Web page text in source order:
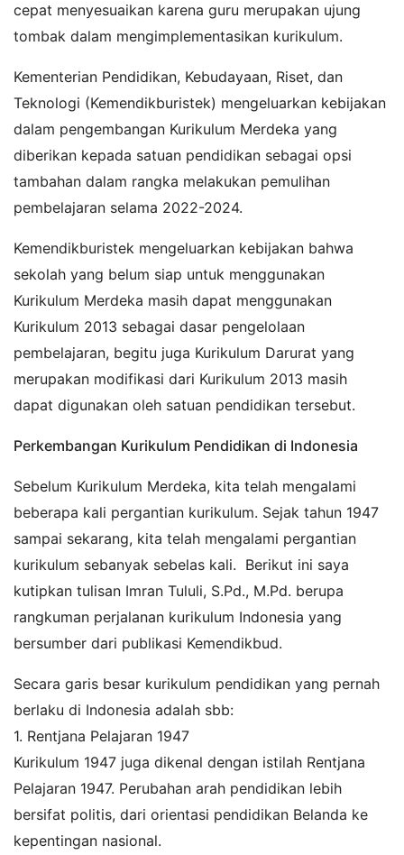
cepat menyesuaikan karena guru merupakan ujung
tombak dalam mengimplementasikan kurikulum.
Kementerian Pendidikan, Kebudayaan, Riset, dan
Teknologi (Kemendikburistek) mengeluarkan kebijakan
dalam pengembangan Kurikulum Merdeka yang
diberikan kepada satuan pendidikan sebagai opsi
tambahan dalam rangka melakukan pemulihan
pembelajaran selama 2022-2024.
Kemendikburistek mengeluarkan kebijakan bahwa
sekolah yang belum siap untuk menggunakan
Kurikulum Merdeka masih dapat menggunakan
Kurikulum 2013 sebagai dasar pengelolaan
pembelajaran, begitu juga Kurikulum Darurat yang
merupakan modifikasi dari Kurikulum 2013 masih
dapat digunakan oleh satuan pendidikan tersebut.
Perkembangan Kurikulum Pendidikan di Indonesia
Sebelum Kurikulum Merdeka, kita telah mengalami
beberapa kali pergantian kurikulum. Sejak tahun 1947
sampai sekarang, kita telah mengalami pergantian
kurikulum sebanyak sebelas kali. Berikut ini saya
kutipkan tulisan Imran Tululi, S.Pd., M.Pd. berupa
rangkuman perjalanan kurikulum Indonesia yang
bersumber dari publikasi Kemendikbud.
Secara garis besar kurikulum pendidikan yang pernah
berlaku di Indonesia adalah sbb:
1. Rentjana Pelajaran 1947
Kurikulum 1947 juga dikenal dengan istilah Rentjana
Pelajaran 1947. Perubahan arah pendidikan lebih
bersifat politis, dari orientasi pendidikan Belanda ke
kepentingan nasional.